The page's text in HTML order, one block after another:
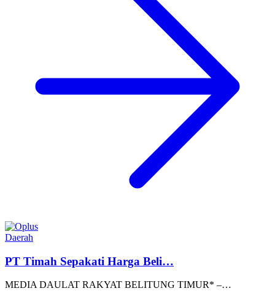
Daerah
PT Timah Sepakati Harga Beli…
MEDIA DAULAT RAKYAT BELITUNG TIMUR* –…